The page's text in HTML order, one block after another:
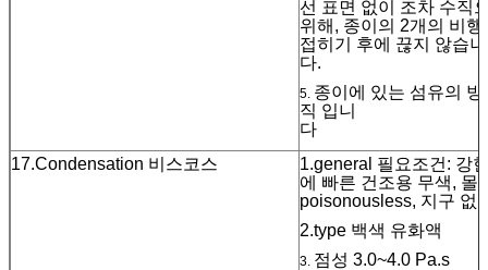
선 표면 없이 조차 수직
위해, 종이의 2개의 비
접히기 후에 끊지 않습니
5. 종이에 있는 섬유의
직 입니
17.Condensation 비스코스
1.general 필요조건: 강
에 빠른 건조용 무색, 몰
poisonousless, 지구 없
2.type 백색 유화액
3. 점성 3.0~4.0 Pa.s